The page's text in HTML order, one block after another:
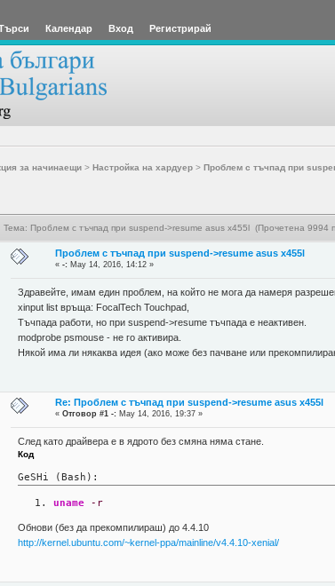
Календар Вход Регистрирай
за начинаещи> Настройка на хардуер> Проблем с тъчпад при
Тема: Проблем с тъчпад при suspend->resume asus x455l (Прочетена 9994
Проблем с тъчпад при suspend->resume asus x455l
«-: May 14, 2016, 14:12 »
Здравейте, имам един проблем, на който не мога да намеря
xinput list връща: FocalTech Touchpad,
Тъчпада работи, но при suspend->resume тъчпада е неактивен.
modprobe psmouse - не го активира.
Някой има ли някаква идея (ако може без пачване или
Re: Проблем с тъчпад при suspend->resume asus x455l
«Отговор #1 -: May 14, 2016, 19:37 »
След като драйвера е в ядрото без смяна няма стане.
Код
GeSHi (Bash):
uname -r
Обнови (без да прекомпилираш) до 4.4.10
http://kernel.ubuntu.com/~kernel-ppa/mainline/v4.4.10-xenial/